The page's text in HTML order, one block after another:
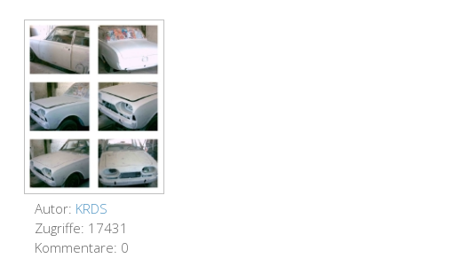
Autor: KRDS
Zugriffe: 17431
Kommentare: 0